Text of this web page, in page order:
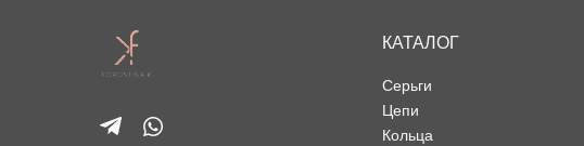
Серьги
Цепи
Кольца
КАТАЛОГ